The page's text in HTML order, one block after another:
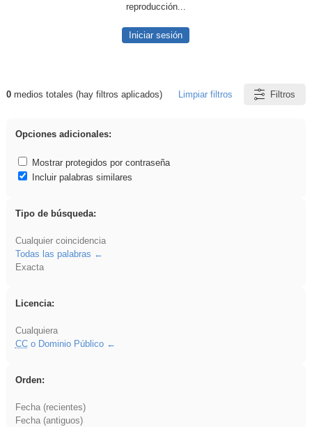
reproducción...
Iniciar sesión
Resultados de: gritar
0medios totales (hay filtros aplicados) Limpiar filtros Filtros
Opciones adicionales:
Mostrar protegidos por contraseña
Incluir palabras similares
Tipo de búsqueda:
Cualquier coincidencia
Todas las palabras
Exacta
Licencia:
Cualquiera
CCo Dominio Público
Orden:
Fecha (recientes)
Fecha (antiguos)